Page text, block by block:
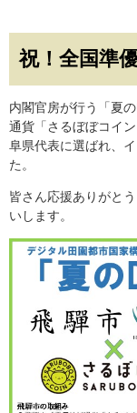
祝！全国準
内閣官房が行う「夏
通貨「さるぼぼコイ
阜県代表に選ばれ、
た。
皆さん応援ありがと
いします。